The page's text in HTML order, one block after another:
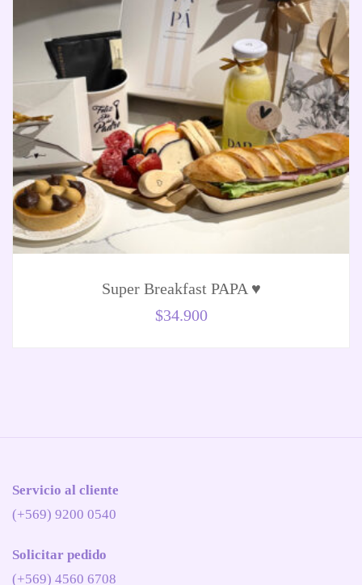
Super Breakfast PAPA ♥️
$34.900
Servicio al cliente
(+569) 9200 0540
Solicitar pedido
(+569) 4560 6708